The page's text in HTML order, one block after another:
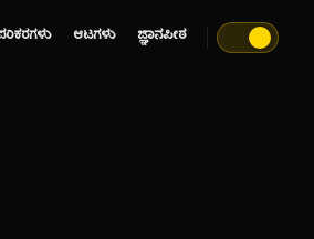
ಆಟಗಳು ಜ್ಞಾನಪೀಠ